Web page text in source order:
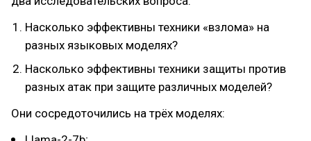
Насколько эффективны техники «взлома» на
разных языковых моделях?
Насколько эффективны техники защиты против
разных атак при защите различных моделей?
Они сосредоточились на трёх моделях: